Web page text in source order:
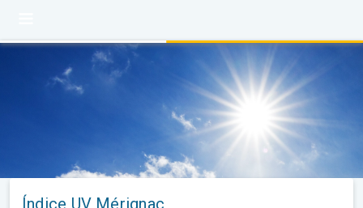
Índice UV Mérignac